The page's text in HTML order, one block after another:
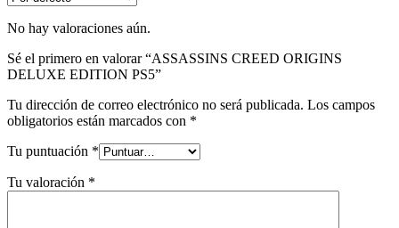
No hay valoraciones aún.
Sé el primero en valorar “ASSASSINS CREED ORIGINS
DELUXE EDITION PS5”
Tu dirección de correo electrónico no será publicada. Los campos
obligatorios están marcados con *
Tu puntuación *
Tu valoración *